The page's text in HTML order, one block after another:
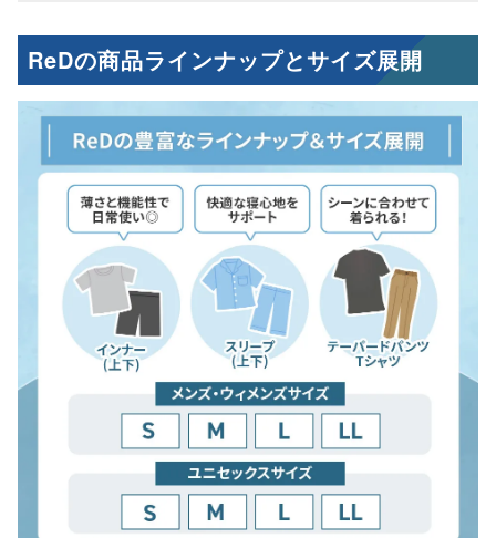
ReDの商品ラインナップとサイズ展開